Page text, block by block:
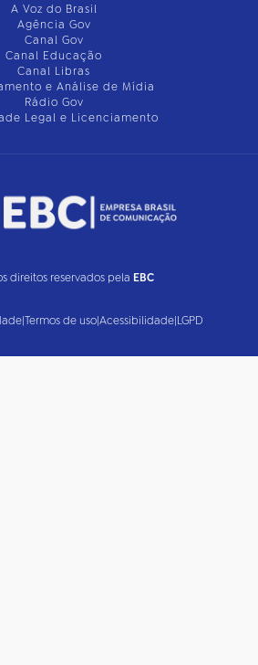
A Voz do Brasil
Agência Gov
Canal Gov
Canal Educação
Canal Libras
e Análise de Mídia
Rádio Gov
Legal e Licenciamento
direitos reservados pela EBC
|Termos de uso|Acessibilidade|LGPD